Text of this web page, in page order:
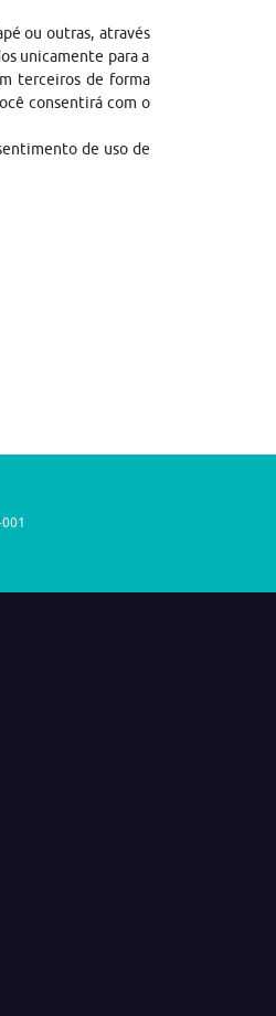
ou outras, através
unicamente para a
terceiros de forma
consentirá com o
de uso de